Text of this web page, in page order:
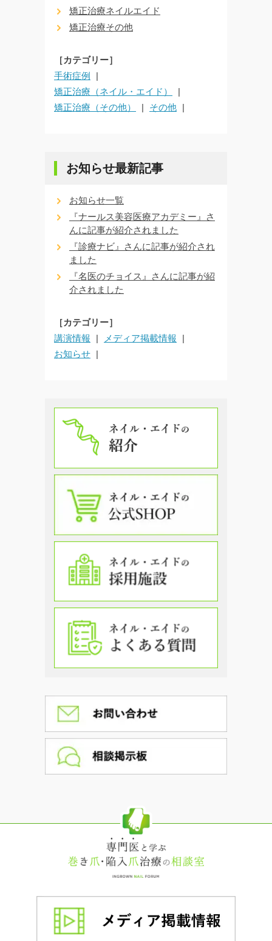
矯正治療ネイルエイド
矯正治療その他
［カテゴリー］
手術症例
矯正治療（ネイル・エイド）
矯正治療（その他）
その他
お知らせ最新記事
お知らせ一覧
『ナールス美容医療アカデミー』さ
んに記事が紹介されました
『診療ナビ』さんに記事が紹介され
ました
『名医のチョイス』さんに記事が紹
介されました
［カテゴリー］
講演情報
メディア掲載情報
お知らせ